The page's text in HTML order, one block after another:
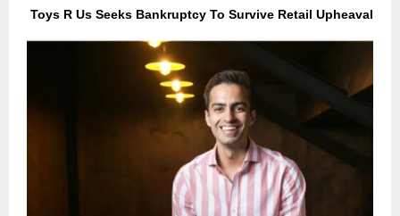
Toys R Us Seeks Bankruptcy To Survive Retail Upheaval